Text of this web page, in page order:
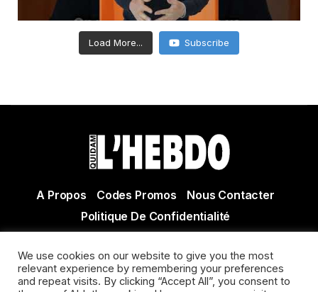
Load More... Subscribe
A Propos Codes Promos
Nous Contacter
Politique De Confidentialité
Actualité Agen - Actualité en lot et Garonne - Actualité
Villeneuve sur Lot
We use cookies on our website to give you the most
relevant experience by remembering your preferences
and repeat visits. By clicking “Accept All”, you consent to